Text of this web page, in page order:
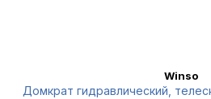
Winso
Домкрат гидравлический,